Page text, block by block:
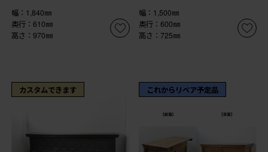
幅：1,840㎜
奥行：610㎜
高さ：970㎜
幅：1,500㎜
奥行：600㎜
高さ：725㎜
カスタムできます これからリペア予定品